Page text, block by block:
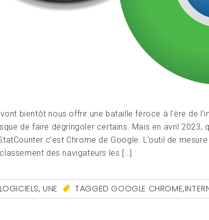
bientôt nous offrir une bataille féroce à l’ère de
de faire dégringoler certains. Mais en avril 2023,
c’est Chrome de Google. L’outil de
des navigateurs les […]
LOGICIELS,UNE TAGGEDGOOGLE CHROME,